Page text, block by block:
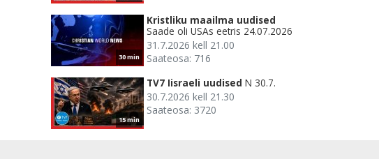
30 min
Kristliku maailma uudised
Saade oli USAs eetris 24.07.2026
31.7.2026 kell 21.00
Saateosa: 716
15 min
TV7 Iisraeli uudised N 30.7.
30.7.2026 kell 21.30
Saateosa: 3720